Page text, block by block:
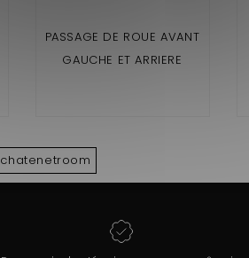
PASSAGE DE ROUE AVANT
GAUCHE ET ARRIERE
chatenetroom